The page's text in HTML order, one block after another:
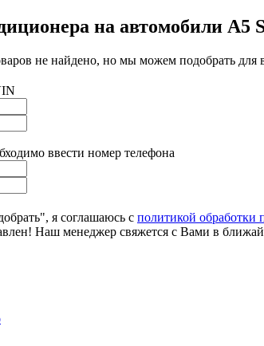
на автомобили A5
не найдено, но мы можем подобрать для
ввести номер телефона
я соглашаюсь с политикой обработки
Наш менеджер свяжется с Вами в